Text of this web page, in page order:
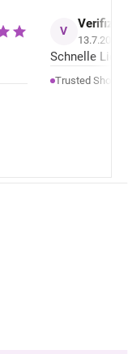
V
13.7.2026
Schnelle
Trusted Shops